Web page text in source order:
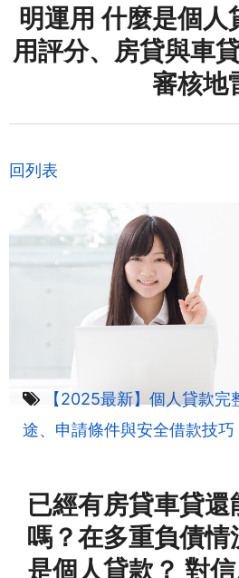
明運用 什麼是個人
用評分、房貸與車
審核地
回列表
【2025最新】個人貸款完
途、申請條件與安全借款技巧
已經有房貸車貸還
嗎？在多重負債情
是個人貸款？ 對